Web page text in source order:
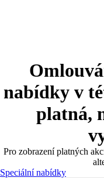
nabídky v
platná,
Pro zobrazení platných
Speciální nabídky